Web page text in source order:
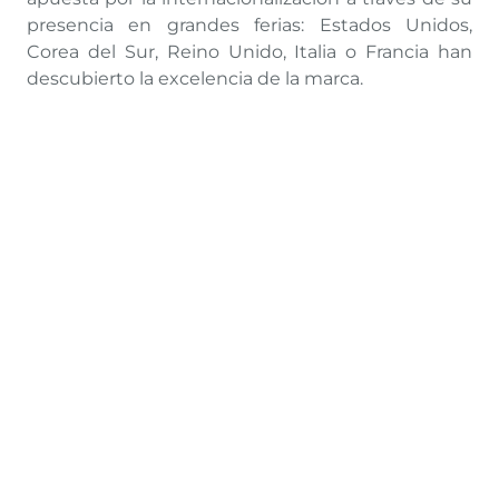
presencia en grandes ferias: Estados Unidos,
Corea del Sur, Reino Unido, Italia o Francia han
descubierto la excelencia de la marca.